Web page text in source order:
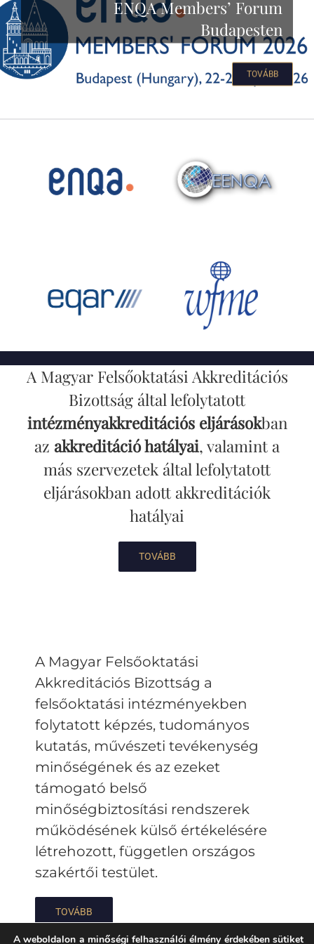
ENQA Members’ Forum
Budapesten
TOVÁBB
A Magyar Felsőoktatási Akkreditációs
Bizottság által lefolytatott
intézményakkreditációs eljárásokban
az akkreditáció hatályai, valamint a
más szervezetek által lefolytatott
eljárásokban adott akkreditációk
hatályai
TOVÁBB
A Magyar Felsőoktatási
Akkreditációs Bizottság a
felsőoktatási intézményekben
folytatott képzés, tudományos
kutatás, művészeti tevékenység
minőségének és az ezeket
támogató belső
minőségbiztosítási rendszerek
működésének külső értékelésére
létrehozott, független országos
szakértői testület.
TOVÁBB
A weboldalon a minőségi felhasználói élmény érdekében sütiket